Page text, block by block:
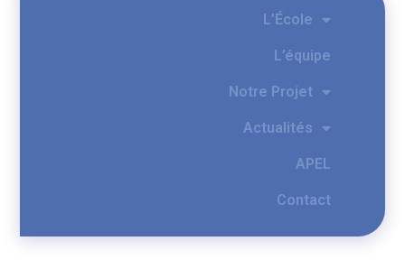
L’École
L’équipe
Notre Projet
Actualités
APEL
Contact